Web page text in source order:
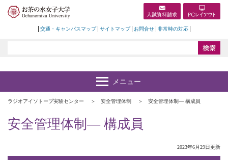
交通・キャンパスマップ サイトマップ お問合せ 非常時の対応
ラジオアイソトープ実験センター 安全管理体制 安全管理体制― 構成員
安全管理体制― 構成員
2023年6月29日更新